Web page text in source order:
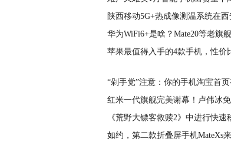
陕西移动5G+热成像测温系统在
华为WiFi6+是啥？Mate20等老旗
苹果最值得入手的4款手机，性价
“剁手党”注意：你的手机淘宝首
红米一代旗舰完美谢幕！卢伟冰
《荒野大镖客救赎2》中进行快
如约，第二款折叠屏手机MateXs